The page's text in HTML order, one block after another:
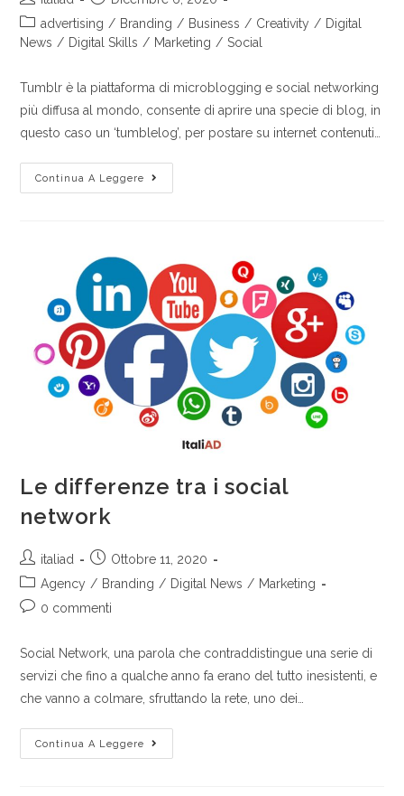
advertising / Branding / Business / Creativity / Digital
News / Digital Skills / Marketing / Social
Tumblr è la piattaforma di microblogging e social networking
più diffusa al mondo, consente di aprire una specie di blog, in
questo caso un ‘tumblelog’, per postare su internet contenuti…
Continua A Leggere
Le differenze tra i social
network
italiad
Ottobre 11, 2020
Agency / Branding / Digital News / Marketing
0 commenti
Social Network, una parola che contraddistingue una serie di
servizi che fino a qualche anno fa erano del tutto inesistenti, e
che vanno a colmare, sfruttando la rete, uno dei…
Continua A Leggere